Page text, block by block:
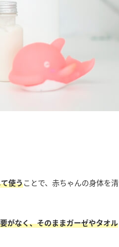
使うことで、赤ちゃんの身体を清
がなく、そのままガーゼやタオル